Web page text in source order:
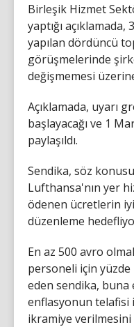
Birleşik Hizmet
yaptığı
yapılan dördüncü
görüşmelerinde
değişmemesi
Açıklamada, uyarı
başlayacağı ve 1
paylaşıldı.
Sendika, söz
Lufthansa'nın yer
ödenen ücretlerin
düzenleme
En az 500 avro
personeli için yüzde
eden sendika, buna
enflasyonun telafisi
ikramiye verilmesini